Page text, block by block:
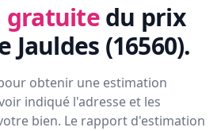
gratuite du prix
Jauldes (16560).
obtenir une estimation
indiqué l'adresse et les
bien. Le rapport d'estimation